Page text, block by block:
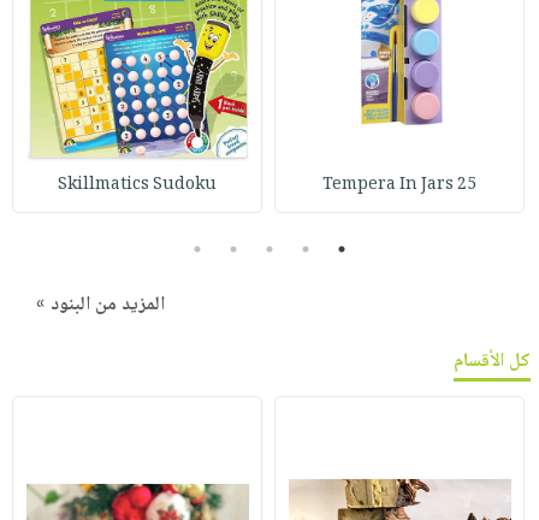
Tempera In Jars 25
Skillmatics Sudoku
1
2
3
4
5
المزيد من البنود »
كل الأقسام